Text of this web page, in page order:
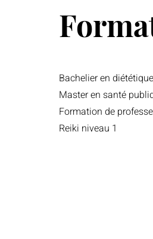
Bachelier en diététique
Master en santé
Formation de
Reiki niveau 1